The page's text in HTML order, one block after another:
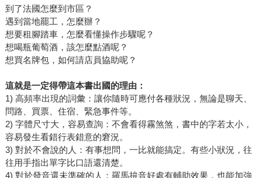
到了法國怎麼到市區？
遇到當地罷工，怎麼辦？
想要租腳踏車，怎麼看懂操作步驟呢？
想喝瓶葡萄酒，該怎麼點酒呢？
想買名牌包，如何請店員協助呢？
這就是一定得帶這本書出國的理由：
1) 高頻率出現的詞彙：讓你隨時可應付各種狀況，無論是聊天、
問路、買票、住宿、緊急事件等。
2) 字體尺寸大，容易查詢：不會看得霧煞煞，書中的字若太小，
容易發生看錯行表錯意的窘況。
3) 對於不會說的人：有事想問，一比就能搞定。有些小狀況，往
往用手指出單字比口語還清楚。
4) 對於發音還未準確的人：羅馬拚音好處有輔助效果，也能加強